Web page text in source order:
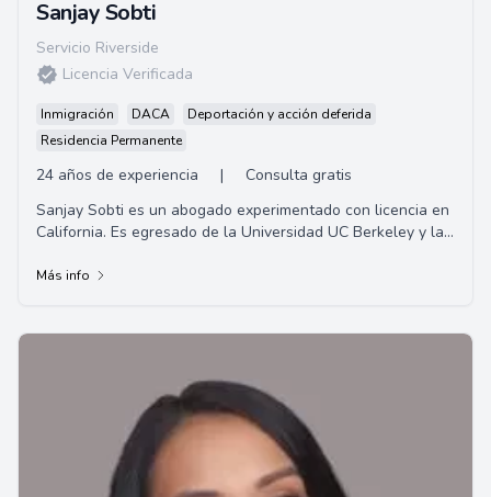
Sanjay Sobti
Servicio Riverside
Licencia Verificada
Inmigración DACA
Deportación y acción deferida
Residencia Permanente
24 años de experiencia |
Consulta gratis
Sanjay Sobti es un abogado experimentado con licencia en
California. Es egresado de la Universidad UC Berkeley y la
Más info